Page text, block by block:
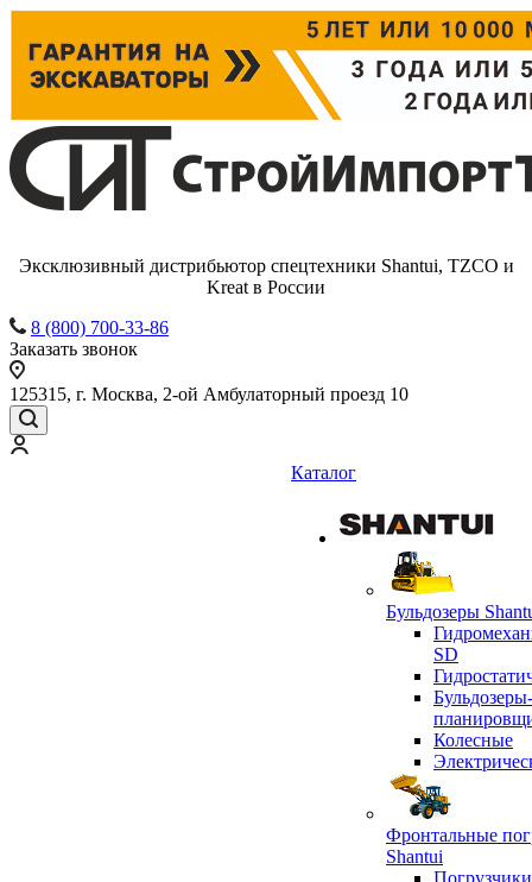
Эксклюзивный дистрибьютор спецтехники Shantui, TZCO и
Kreat в России
8 (800) 700-33-86
Заказать звонок
125315, г. Москва, 2-ой Амбулаторный проезд 10
Каталог
Бульдозеры
SD
Бульдозеры-
Колесные
Фронтальные
Shantui